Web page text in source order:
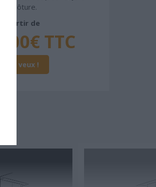
et clôture.
À partir de
000€ TTC
Je la veux !